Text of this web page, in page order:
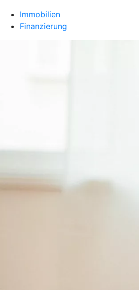
Immobilien
Finanzierung